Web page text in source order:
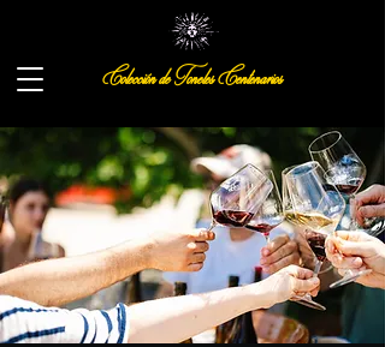
Colección de Toneles Centenarios